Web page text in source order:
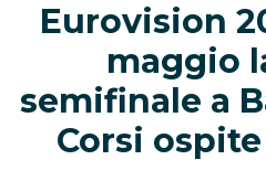
Eurovision
maggio
semifinale a
Corsi